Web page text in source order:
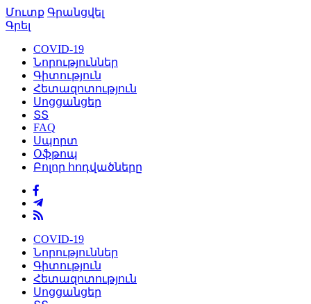
Մուտք Գրանցվել
Գրել
COVID-19
Նորություններ
Գիտություն
Հետազոտություն
Սոցցանցեր
ՏՏ
FAQ
Սպորտ
Օֆթոպ
Բոլոր հոդվածները
COVID-19
Նորություններ
Գիտություն
Հետազոտություն
Սոցցանցեր